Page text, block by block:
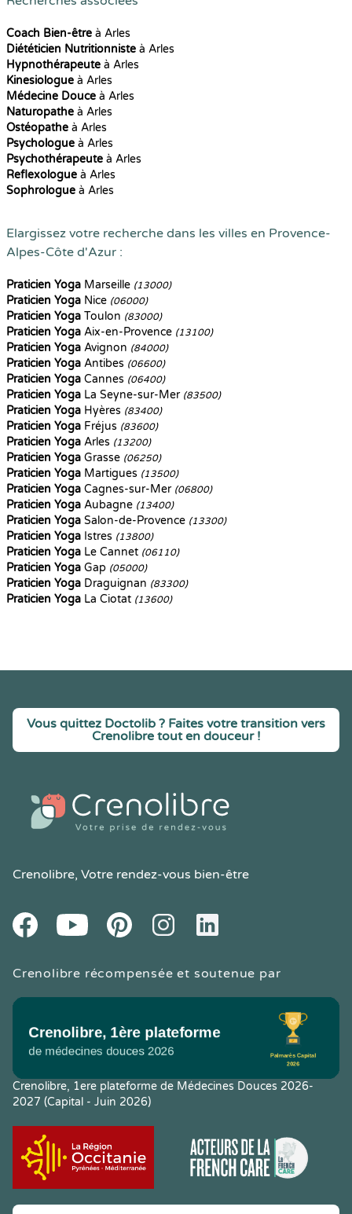
Coach Bien-être à Arles
Diététicien Nutritionniste à Arles
Hypnothérapeute à Arles
Kinesiologue à Arles
Médecine Douce à Arles
Naturopathe à Arles
Ostéopathe à Arles
Psychologue à Arles
Psychothérapeute à Arles
Reflexologue à Arles
Sophrologue à Arles
Elargissez votre recherche dans les villes en Provence-
Alpes-Côte d'Azur :
Praticien Yoga Marseille (13000)
Praticien Yoga Nice (06000)
Praticien Yoga Toulon (83000)
Praticien Yoga Aix-en-Provence (13100)
Praticien Yoga Avignon (84000)
Praticien Yoga Antibes (06600)
Praticien Yoga Cannes (06400)
Praticien Yoga La Seyne-sur-Mer (83500)
Praticien Yoga Hyères (83400)
Praticien Yoga Fréjus (83600)
Praticien Yoga Arles (13200)
Praticien Yoga Grasse (06250)
Praticien Yoga Martigues (13500)
Praticien Yoga Cagnes-sur-Mer (06800)
Praticien Yoga Aubagne (13400)
Praticien Yoga Salon-de-Provence (13300)
Praticien Yoga Istres (13800)
Praticien Yoga Le Cannet (06110)
Praticien Yoga Gap (05000)
Praticien Yoga Draguignan (83300)
Praticien Yoga La Ciotat (13600)
Vous quittez Doctolib ? Faites votre transition vers
Crenolibre tout en douceur !
Crenolibre, Votre rendez-vous bien-être
FacebookYoutube PinteresetInstagramLinkedIn
Crenolibre récompensée et soutenue par
Crenolibre, 1ere plateforme de Médecines Douces 2026-
2027 (Capital - Juin 2026)